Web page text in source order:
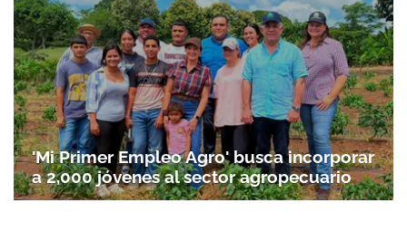
'Mi Primer Empleo Agro' busca incorporar
a 2,000 jóvenes al sector agropecuario